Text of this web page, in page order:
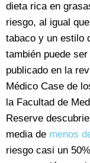
dieta rica en
riesgo, al igual
tabaco y un estilo
también puede
publicado en la
Médico Case de
la Facultad de
Reserve
media de menos
riesgo casi un